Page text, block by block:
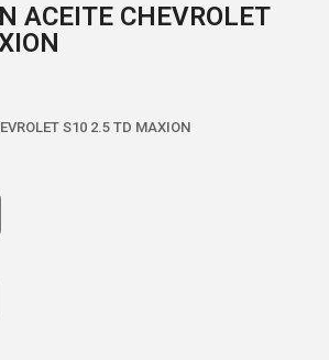
ACEITE CHEVROLET
S10 2.5 TD MAXION